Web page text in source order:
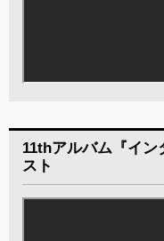
11thアルバム『イン
スト